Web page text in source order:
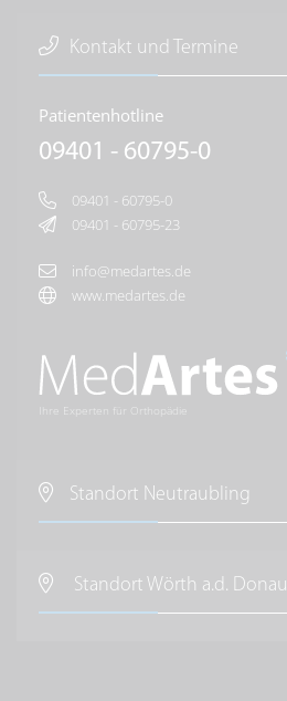
Kontakt und Termine
Patientenhotline
09401 - 60795-0
09401 - 60795-0
09401 - 60795-23
info@medartes.de
www.medartes.de
Ihre Experten für Orthopädie
Standort Neutraubling
im Raum Regensburg
Regensburger Straße 13
Standort Wörth a.d. Donau